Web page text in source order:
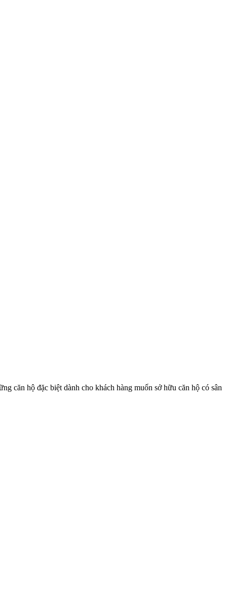
căn hộ đặc biệt dành cho khách hàng muốn sở hữu căn hộ có sân